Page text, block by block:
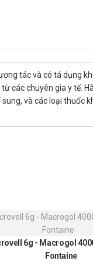
tác và có tá dụng
các chuyên gia y tế.
và các loại thuốc
6g - Macrogol
Fontaine